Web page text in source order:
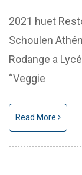
2021 huet
Schoulen
Rodange a
“Veggie
Read More